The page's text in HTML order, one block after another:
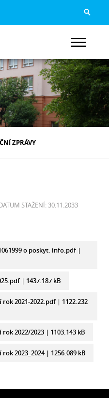
ZPRÁVY
STAŽENÍ: 30.11.2033
o poskyt. info.pdf|
| 1437.187 kB
2021-2022.pdf| 1122.232
2022/2023 | 1103.143 kB
2023_2024| 1256.089 kB